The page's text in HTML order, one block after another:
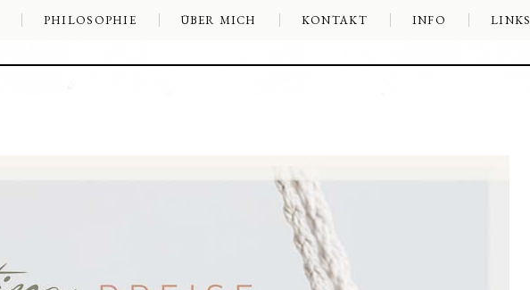
PHILOSOPHIE ÜBER MICH KONTAKT INFO LINKS